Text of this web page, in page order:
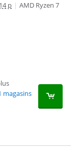
14 p | AMD Ryzen 7
magasins